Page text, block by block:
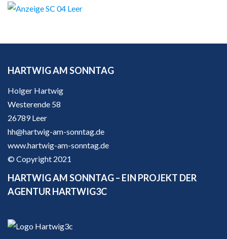
HARTWIG AM SONNTAG
Holger Hartwig
Westerende 58
26789 Leer
hh@hartwig-am-sonntag.de
www.hartwig-am-sonntag.de
© Copyright 2021
HARTWIG AM SONNTAG – EIN PROJEKT DER
AGENTUR HARTWIG3C